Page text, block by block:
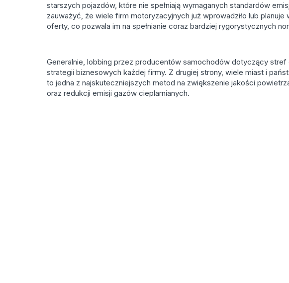
starszych pojazdów, które nie spełniają wymaganych standardów
zauważyć, że wiele firm motoryzacyjnych już wprowadziło lub
oferty, co pozwala im na spełnianie coraz bardziej rygorystycznych
Generalnie, lobbing przez producentów samochodów dotyczący
strategii biznesowych każdej firmy. Z drugiej strony, wiele miast i
to jedna z najskuteczniejszych metod na zwiększenie jakości
oraz redukcji emisji gazów cieplarnianych.